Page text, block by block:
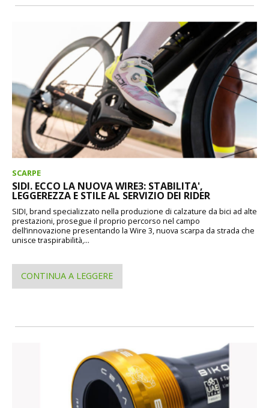
SCARPE
SIDI. ECCO LA NUOVA WIRE3: STABILITA',
LEGGEREZZA E STILE AL SERVIZIO DEI RIDER
SIDI, brand specializzato nella produzione di calzature da bici ad alte
prestazioni, prosegue il proprio percorso nel campo
dell’innovazione presentando la Wire 3, nuova scarpa da strada che
unisce traspirabilità,...
CONTINUA A LEGGERE